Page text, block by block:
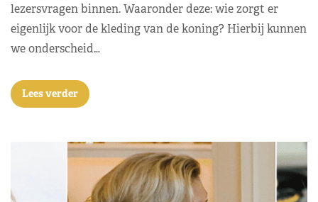
lezersvragen binnen. Waaronder deze: wie zorgt er
eigenlijk voor de kleding van de koning? Hierbij kunnen
we onderscheid…
Lees verder